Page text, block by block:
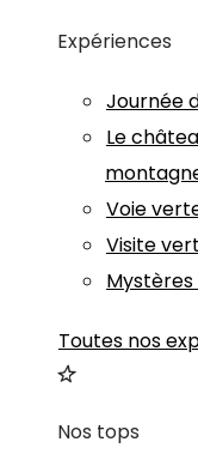
Expériences
Journée
Le
Voie
Visite
Toutes nos
Nos tops